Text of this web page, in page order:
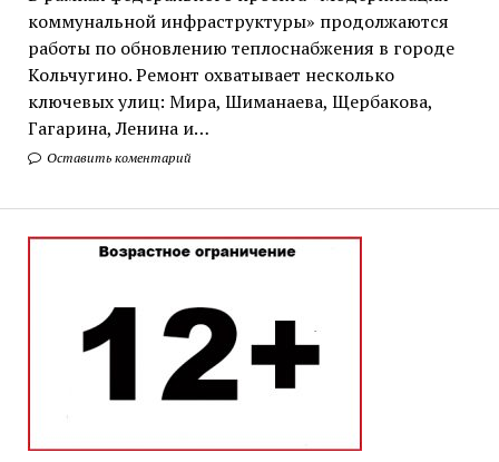
коммунальной инфраструктуры» продолжаются
работы по обновлению теплоснабжения в городе
Кольчугино. Ремонт охватывает несколько
ключевых улиц: Мира, Шиманаева, Щербакова,
Гагарина, Ленина и…
Оставить коментарий